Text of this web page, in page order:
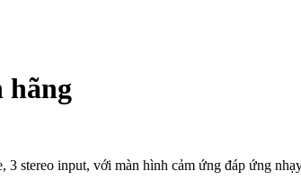
hãng
input, với màn hình cảm ứng đáp ứng